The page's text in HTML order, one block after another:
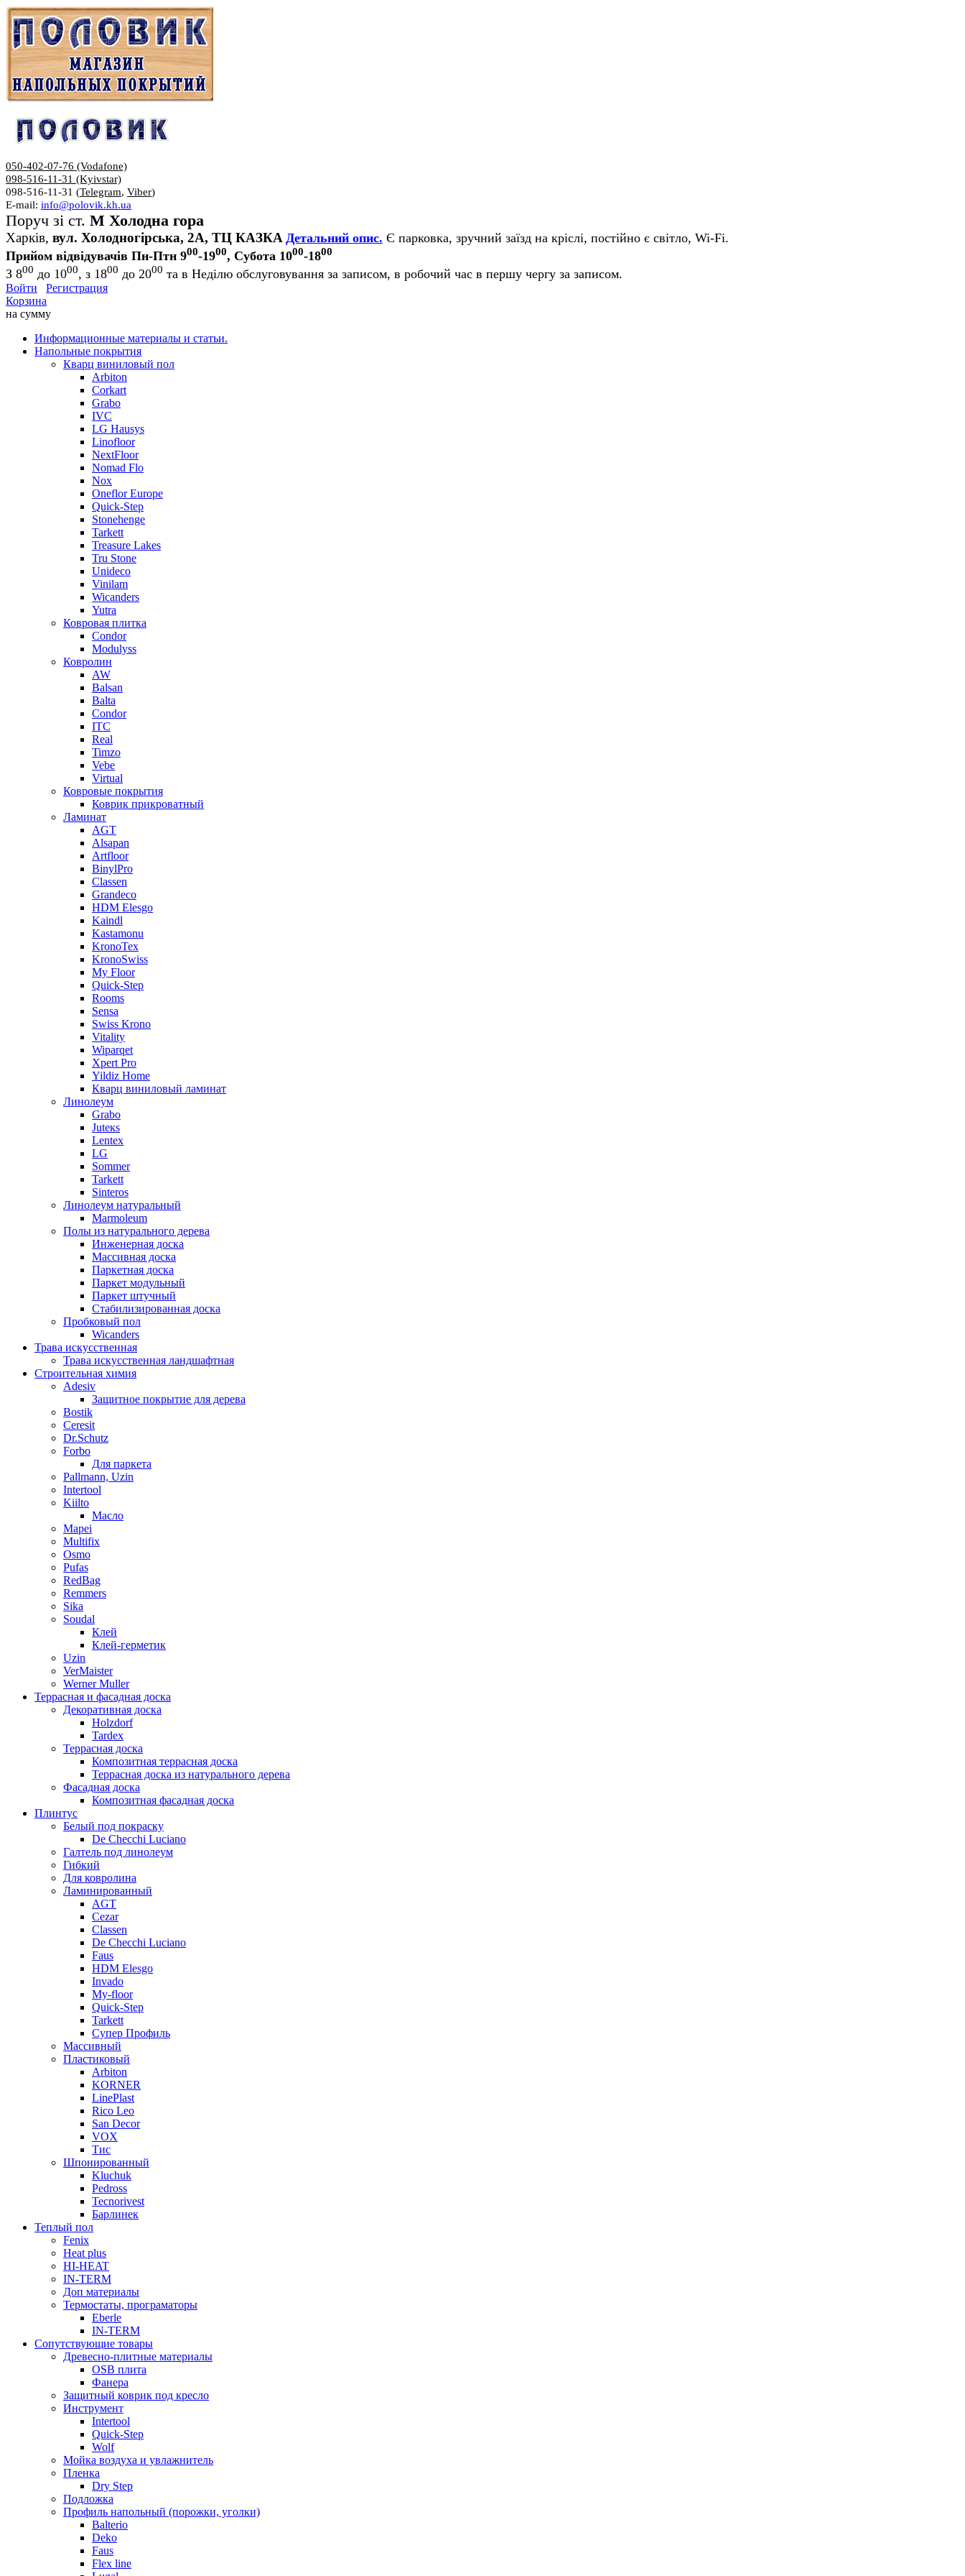
050-402-07-76 (Vodafone)
098-516-11-31 (Kyivstar)
098-516-11-31 (Telegram, Viber)
E-mail: info@polovik.kh.ua
Поруч зі ст. М Холодна гора
Харків, вул. Холодногірська, 2А, ТЦ КАЗКА Детальний опис. Є парковка, зручний заїзд на кріслі, постійно є світло, Wi-Fi.
Прийом відвідувачів Пн-Птн 900-1900, Субота 1000-1800
З 800 до 1000, з 1800 до 2000 та в Неділю обслуговування за записом, в робочий час в першу чергу за записом.
Войти
Регистрация
Корзина
на сумму
Информационные материалы и статьи.
Напольные покрытия
Кварц виниловый пол
Arbiton
Corkart
Grabo
IVC
LG Hausys
Linofloor
NextFloor
Nomad Flo
Nox
Oneflor Europe
Quick-Step
Stonehenge
Tarkett
Treasure Lakes
Tru Stone
Unideco
Vinilam
Wicanders
Yutra
Ковровая плитка
Condor
Modulyss
Ковролин
AW
Balsan
Balta
Condor
ITC
Real
Timzo
Vebe
Virtual
Ковровые покрытия
Коврик прикроватный
Ламинат
AGT
Alsapan
Artfloor
BinylPro
Classen
Grandeco
HDM Elesgo
Kaindl
Kastamonu
KronoTex
KronoSwiss
My Floor
Quick-Step
Rooms
Sensa
Swiss Krono
Vitality
Wiparqet
Xpert Pro
Yildiz Home
Кварц виниловый ламинат
Линолеум
Grabo
Juteкs
Lentex
LG
Sommer
Tarkett
Sinteros
Линолеум натуральный
Marmoleum
Полы из натурального дерева
Инженерная доска
Массивная доска
Паркетная доска
Паркет модульный
Паркет штучный
Стабилизированная доска
Пробковый пол
Wicanders
Трава искусственная
Трава искусственная ландшафтная
Строительная химия
Adesiv
Защитное покрытие для дерева
Bostik
Ceresit
Dr.Schutz
Forbo
Для паркета
Pallmann, Uzin
Intertool
Kiilto
Масло
Mapei
Multifix
Osmo
Pufas
RedBag
Remmers
Sika
Soudal
Клей
Клей-герметик
Uzin
VerMaister
Werner Muller
Террасная и фасадная доска
Декоративная доска
Holzdorf
Tardex
Террасная доска
Композитная террасная доска
Террасная доска из натурального дерева
Фасадная доска
Композитная фасадная доска
Плинтус
Белый под покраску
De Checchi Luciano
Галтель под линолеум
Гибкий
Для ковролина
Ламинированный
AGT
Cezar
Classen
De Checchi Luciano
Faus
HDM Elesgo
Invado
My-floor
Quick-Step
Tarkett
Супер Профиль
Массивный
Пластиковый
Arbiton
KORNER
LinePlast
Rico Leo
San Decor
VOX
Тис
Шпонированный
Kluchuk
Pedross
Tecnorivest
Барлинек
Теплый пол
Fenix
Heat plus
HI-HEAT
IN-TERM
Доп материалы
Термостаты, програматоры
Eberle
IN-TERM
Сопутствующие товары
Древесно-плитные материалы
OSB плита
Фанера
Защитный коврик под кресло
Инструмент
Intertool
Quick-Step
Wolf
Мойка воздуха и увлажнитель
Пленка
Dry Step
Подложка
Профиль напольный (порожки, уголки)
Balterio
Deko
Faus
Flex line